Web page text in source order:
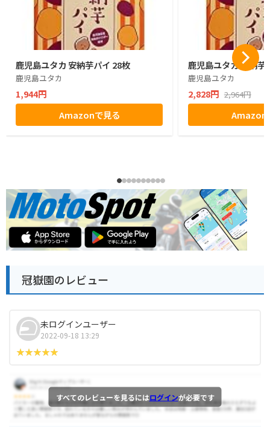
鹿児島ユタカ 安納芋パイ 28枚
鹿児島ユタカ
1,944円
Amazonで見る
鹿児島ユタカ 安納
鹿児島ユタカ
2,828円 2,964円
Amazon
冠嶽園のレビュー
未ログインユーザー
2022-09-18 13:29
すべてのレビューを見るにはログインが必要です